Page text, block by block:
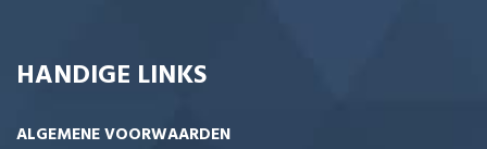
HANDIGE LINKS
ALGEMENE VOORWAARDEN